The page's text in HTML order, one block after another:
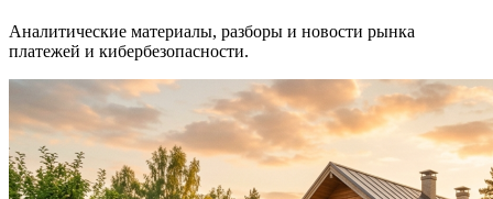
Аналитические материалы, разборы и новости рынка
платежей и кибербезопасности.